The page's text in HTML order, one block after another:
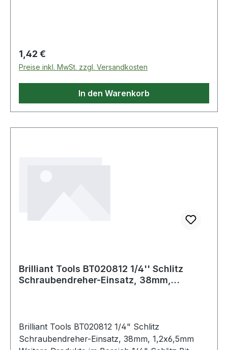
Regulärer Preis:
1,42 €
Preise inkl. MwSt. zzgl. Versandkosten
In den Warenkorb
Brilliant Tools BT020812 1/4'' Schlitz
Schraubendreher-Einsatz, 38mm,
Brilliant Tools BT020812 1/4" Schlitz
Schraubendreher-Einsatz, 38mm, 1,2x6,5mm